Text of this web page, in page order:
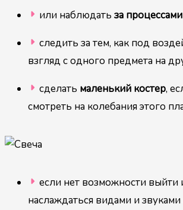
или наблюдать за
следить за тем, как под
взгляд с одного предмета на
сделать маленький костер,
смотреть на колебания этого
если нет возможности
наслаждаться видами и